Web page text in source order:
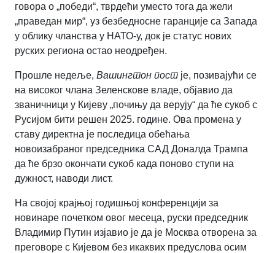
говора о „победи“, тврдећи уместо тога да жели
„праведан мир“, уз безбедносне гаранције са Запада
у облику чланства у НАТО-у, док је статус нових
руских региона остао неодређен.
Прошле недеље, Вашингтон пост је, позивајући се
на високог члана Зеленскове владе, објавио да
званичници у Кијеву „почињу да верују“ да ће сукоб с
Русијом бити решен 2025. године. Ова промена у
ставу директна је последица обећања
новоизабраног председника САД Доналда Трампа
да ће брзо окончати сукоб када поново ступи на
дужност, наводи лист.
На својој крајњој годишњој конференцији за
новинаре почетком овог месеца, руски председник
Владимир Путин изјавио је да је Москва отворена за
преговоре с Кијевом без икаквих предуслова осим